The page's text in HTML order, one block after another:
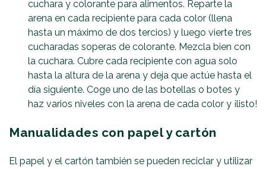
cuchara y colorante para alimentos. Reparte la
arena en cada recipiente para cada color (llena
hasta un máximo de dos tercios) y luego vierte tres
cucharadas soperas de colorante. Mezcla bien con
la cuchara. Cubre cada recipiente con agua solo
hasta la altura de la arena y deja que actúe hasta el
día siguiente. Coge uno de las botellas o botes y
haz varios niveles con la arena de cada color y ¡listo!
Manualidades con papel y cartón
El papel y el cartón también se pueden reciclar y utilizar